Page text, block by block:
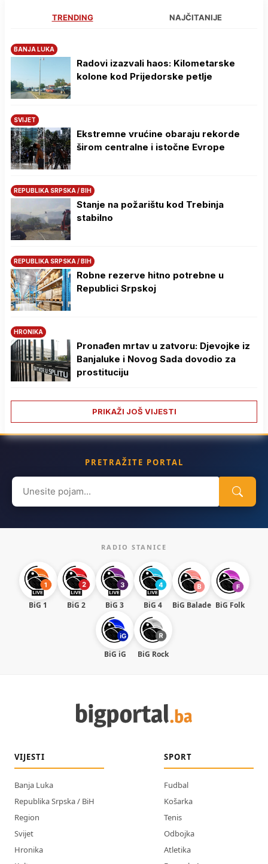
TRENDING NAJČITANIJE
BANJA LUKA
Radovi izazvali haos: Kilometarske
kolone kod Prijedorske petlje
SVIJET
Ekstremne vrućine obaraju rekorde
širom centralne i istočne Evrope
REPUBLIKA SRPSKA / BIH
Stanje na požarištu kod Trebinja
stabilno
REPUBLIKA SRPSKA / BIH
Robne rezerve hitno potrebne u
Republici Srpskoj
HRONIKA
Pronađen mrtav u zatvoru: Djevojke iz
Banjaluke i Novog Sada dovodio za
prostituciju
PRIKAŽI JOŠ VIJESTI
PRETRAŽITE PORTAL
Search
for:
RADIO STANICE
BiG 1 BiG 2 BiG 3 BiG 4 BiG Balade BiG Folk
BiG iG BiG Rock
VIJESTI
Banja Luka
Republika Srpska / BiH
Region
Svijet
Hronika
SPORT
Fudbal
Košarka
Tenis
Odbojka
Atletika